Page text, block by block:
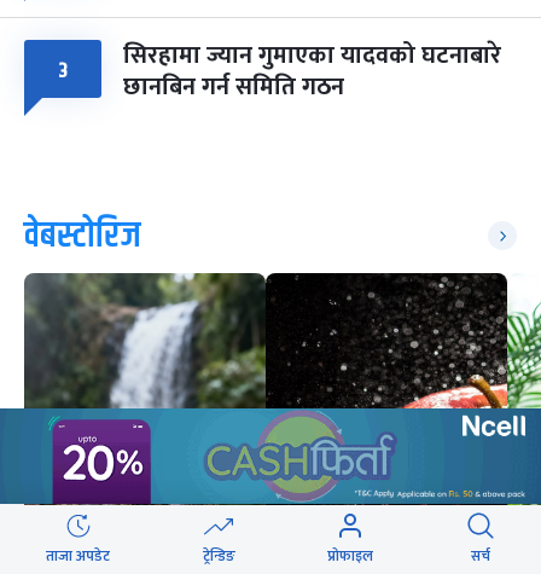
३ सिरहामा ज्यान गुमाएका यादवको घटनाबारे
छानबिन गर्न समिति गठन
वेबस्टोरिज
ताजा अपडेट ट्रेन्डिङ प्रोफाइल सर्च